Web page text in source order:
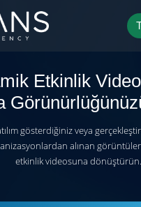
Etkinlik
gösterdiğiniz veya
alınan
etkinlik videosuna dönüştürün.